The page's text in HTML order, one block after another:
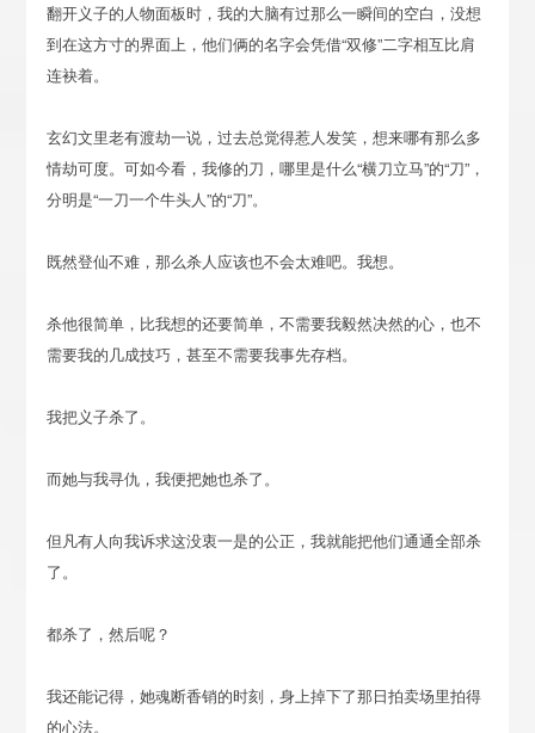
翻开义子的人物面板时，我的大脑有过那么一瞬间的空白，没想
到在这方寸的界面上，他们俩的名字会凭借“双修”二字相互比肩
连袂着。
玄幻文里老有渡劫一说，过去总觉得惹人发笑，想来哪有那么多
情劫可度。可如今看，我修的刀，哪里是什么“横刀立马”的“刀”，
分明是“一刀一个牛头人”的“刀”。
既然登仙不难，那么杀人应该也不会太难吧。我想。
杀他很简单，比我想的还要简单，不需要我毅然决然的心，也不
需要我的几成技巧，甚至不需要我事先存档。
我把义子杀了。
而她与我寻仇，我便把她也杀了。
但凡有人向我诉求这没衷一是的公正，我就能把他们通通全部杀
了。
都杀了，然后呢？
我还能记得，她魂断香销的时刻，身上掉下了那日拍卖场里拍得
的心法。